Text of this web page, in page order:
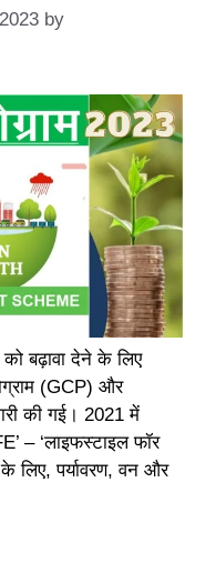
by
बढ़ावा देने के लिए
(GCP) और
की गई। 2021 में
– ‘लाइफस्टाइल फॉर
लिए, पर्यावरण, वन और